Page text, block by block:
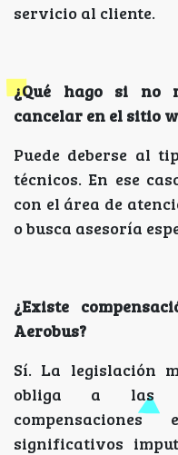
servicio al cliente.
¿Qué hago si no
cancelar en el sitio
Puede deberse al
técnicos. En ese
con el área de
o busca asesoría
¿Existe
Aerobus?
Sí. La legislación
obliga a las
significativos